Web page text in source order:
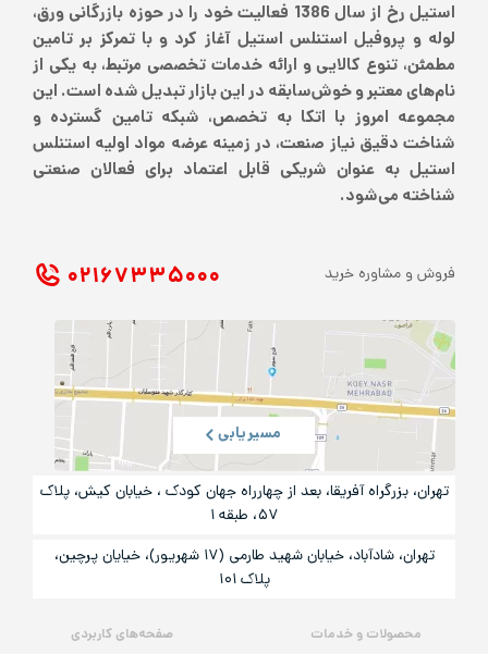
استیل رخ از سال 1386 فعالیت خود را در حوزه بازرگانی ورق،
لوله و پروفیل استنلس استیل آغاز کرد و با تمرکز بر تامین
مطمئن، تنوع کالایی و ارائه خدمات تخصصی مرتبط، به یکی از
نام‌های معتبر و خوش‌سابقه در این بازار تبدیل شده است. این
مجموعه امروز با اتکا به تخصص، شبکه تامین گسترده و
شناخت دقیق نیاز صنعت، در زمینه عرضه مواد اولیه استنلس
استیل به عنوان شریکی قابل اعتماد برای فعالان صنعتی
شناخته می‌شود.
محصولات و خدمات صفحه‌های کاربردی
فروش و مشاوره خرید ۰۲۱ ۶۷۳۳۵۰۰۰
مسیریابی
تهران، بزرگراه آفریقا، بعد از چهارراه جهان کودک ، خیابان کیش، پلاک
۵۷، طبقه ۱
تهران، شادآباد، خیابان شهید طارمی (۱۷ شهریور)، خیایان پرچین،
پلاک ۱۰۱